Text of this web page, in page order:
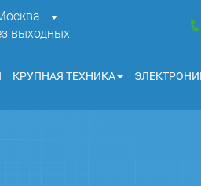
выходных
КРУПНАЯ ТЕХНИКА